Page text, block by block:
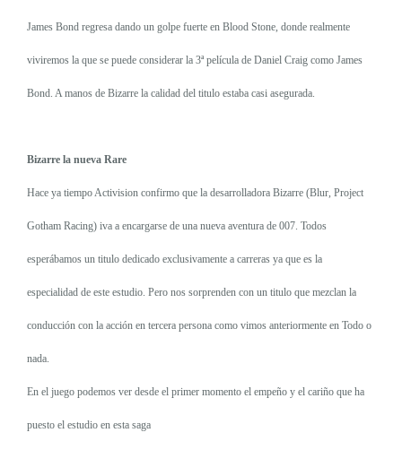
James Bond regresa dando un golpe fuerte en Blood Stone, donde realmente
viviremos la que se puede considerar la 3ª película de Daniel Craig como James
Bond. A manos de Bizarre la calidad del titulo estaba casi asegurada.
Bizarre la nueva Rare
Hace ya tiempo Activision confirmo que la desarrolladora Bizarre (Blur, Project
Gotham Racing) iva a encargarse de una nueva aventura de 007. Todos
esperábamos un titulo dedicado exclusivamente a carreras ya que es la
especialidad de este estudio. Pero nos sorprenden con un titulo que mezclan la
conducción con la acción en tercera persona como vimos anteriormente en Todo o
nada.
En el juego podemos ver desde el primer momento el empeño y el cariño que ha
puesto el estudio en esta saga